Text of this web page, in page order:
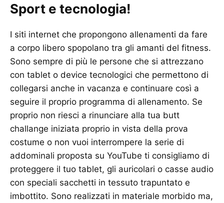
Sport e tecnologia!
I siti internet che propongono allenamenti da fare
a corpo libero spopolano tra gli amanti del fitness.
Sono sempre di più le persone che si attrezzano
con tablet o device tecnologici che permettono di
collegarsi anche in vacanza e continuare così a
seguire il proprio programma di allenamento. Se
proprio non riesci a rinunciare alla tua butt
challange iniziata proprio in vista della prova
costume o non vuoi interrompere la serie di
addominali proposta su YouTube ti consigliamo di
proteggere il tuo tablet, gli auricolari o casse audio
con speciali sacchetti in tessuto trapuntato e
imbottito. Sono realizzati in materiale morbido ma,